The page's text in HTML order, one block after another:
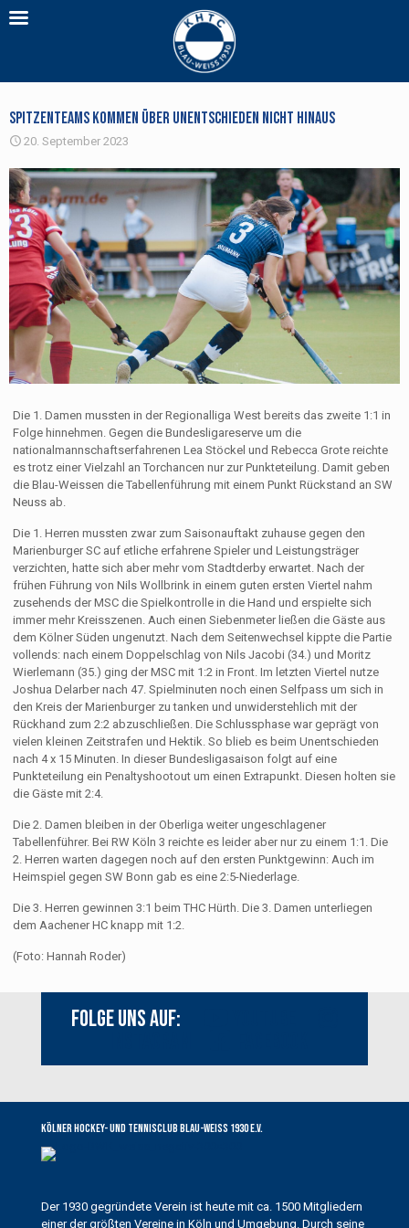
Spitzenteams kommen über Unentschieden nicht hinaus
20. September 2023
Die 1. Damen mussten in der Regionalliga West bereits das zweite 1:1 in
Folge hinnehmen. Gegen die Bundesligareserve um die
nationalmannschaftserfahrenen Lea Stöckel und Rebecca Grote reichte
es trotz einer Vielzahl an Torchancen nur zur Punkteteilung. Damit geben
die Blau-Weissen die Tabellenführung mit einem Punkt Rückstand an SW
Neuss ab.
Die 1. Herren mussten zwar zum Saisonauftakt zuhause gegen den
Marienburger SC auf etliche erfahrene Spieler und Leistungsträger
verzichten, hatte sich aber mehr vom Stadtderby erwartet. Nach der
frühen Führung von Nils Wollbrink in einem guten ersten Viertel nahm
zusehends der MSC die Spielkontrolle in die Hand und erspielte sich
immer mehr Kreisszenen. Auch einen Siebenmeter ließen die Gäste aus
dem Kölner Süden ungenutzt. Nach dem Seitenwechsel kippte die Partie
vollends: nach einem Doppelschlag von Nils Jacobi (34.) und Moritz
Wierlemann (35.) ging der MSC mit 1:2 in Front. Im letzten Viertel nutze
Joshua Delarber nach 47. Spielminuten noch einen Selfpass um sich in
den Kreis der Marienburger zu tanken und unwiderstehlich mit der
Rückhand zum 2:2 abzuschließen. Die Schlussphase war geprägt von
vielen kleinen Zeitstrafen und Hektik. So blieb es beim Unentschieden
nach 4 x 15 Minuten. In dieser Bundesligasaison folgt auf eine
Punkteteilung ein Penaltyshootout um einen Extrapunkt. Diesen holten sie
die Gäste mit 2:4.
Die 2. Damen bleiben in der Oberliga weiter ungeschlagener
Tabellenführer. Bei RW Köln 3 reichte es leider aber nur zu einem 1:1. Die
2. Herren warten dagegen noch auf den ersten Punktgewinn: Auch im
Heimspiel gegen SW Bonn gab es eine 2:5-Niederlage.
Die 3. Herren gewinnen 3:1 beim THC Hürth. Die 3. Damen unterliegen
dem Aachener HC knapp mit 1:2.
(Foto: Hannah Roder)
Folge uns auf:
Kölner Hockey- und Tennisclub Blau-Weiss 1930 e.V.
Der 1930 gegründete Verein ist heute mit ca. 1500 Mitgliedern
einer der größten Vereine in Köln und Umgebung. Durch seine